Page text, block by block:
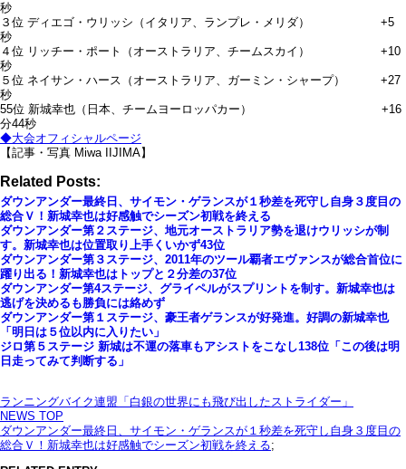
秒
３位 ディエゴ・ウリッシ（イタリア、ランプレ・メリダ） +5
秒
４位 リッチー・ポート（オーストラリア、チームスカイ） +10
秒
５位 ネイサン・ハース（オーストラリア、ガーミン・シャープ） +27
秒
55位 新城幸也（日本、チームヨーロッパカー） +16
分44秒
◆大会オフィシャルページ
【記事・写真 Miwa IIJIMA】
Related Posts:
ダウンアンダー最終日、サイモン・ゲランスが１秒差を死守し自身３度目の
総合Ｖ！新城幸也は好感触でシーズン初戦を終える
ダウンアンダー第２ステージ、地元オーストラリア勢を退けウリッシが制
す。新城幸也は位置取り上手くいかず43位
ダウンアンダー第３ステージ、2011年のツール覇者エヴァンスが総合首位に
躍り出る！新城幸也はトップと２分差の37位
ダウンアンダー第4ステージ、グライペルがスプリントを制す。新城幸也は
逃げを決めるも勝負には絡めず
ダウンアンダー第１ステージ、豪王者ゲランスが好発進。好調の新城幸也
「明日は５位以内に入りたい」
ジロ第５ステージ 新城は不運の落車もアシストをこなし138位「この後は明
日走ってみて判断する」
ランニングバイク連盟「白銀の世界にも飛び出したストライダー」
NEWS TOP
ダウンアンダー最終日、サイモン・ゲランスが１秒差を死守し自身３度目の
総合Ｖ！新城幸也は好感触でシーズン初戦を終える;